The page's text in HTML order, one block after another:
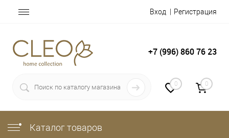
Вход Регистрация
+7 (996) 860 76 23
0 0
Каталог товаров